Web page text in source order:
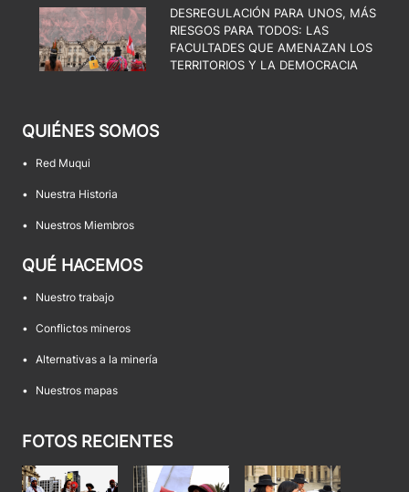
DESREGULACIÓN PARA UNOS, MÁS
RIESGOS PARA TODOS: LAS
FACULTADES QUE AMENAZAN LOS
TERRITORIOS Y LA DEMOCRACIA
QUIÉNES SOMOS
• Red Muqui
• Nuestra Historia
• Nuestros Miembros
QUÉ HACEMOS
• Nuestro trabajo
• Conflictos mineros
• Alternativas a la minería
• Nuestros mapas
FOTOS RECIENTES